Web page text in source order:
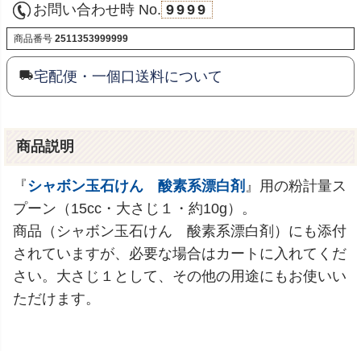
お問い合わせ時 No. 9999
商品番号 2511353999999
宅配便・一個口送料について
商品説明
『シャボン玉石けん 酸素系漂白剤 』用の粉計量ス
プーン（15cc・大さじ１・約10g）。
商品（シャボン玉石けん 酸素系漂白剤）にも添付
されていますが、必要な場合はカートに入れてくだ
さい。大さじ１として、その他の用途にもお使いい
ただけます。